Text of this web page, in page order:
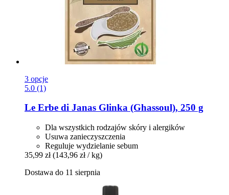
3 opcje
5.0 (1)
Le Erbe di Janas Glinka (Ghassoul), 250 g
Dla wszystkich rodzajów skóry i alergików
Usuwa zanieczyszczenia
Reguluje wydzielanie sebum
35,99 zł (143,96 zł / kg)
Dostawa do 11 sierpnia